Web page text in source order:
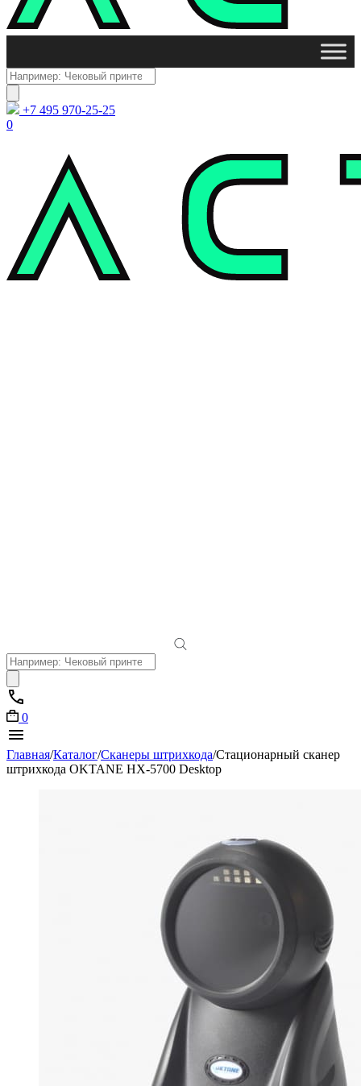
Поиск
товаров
+7 495 970-25-25
0
Поиск
товаров
0
Главная/Каталог/Сканеры штрихкода/Стационарный сканер
штрихкода OKTANE HX-5700 Desktop